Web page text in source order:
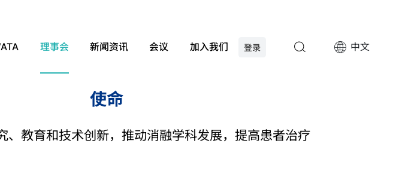
中文
登录
理事会 新闻资讯 会议 加入我们
使命
、教育和技术创新，推动消融学科发展，提高患者治疗